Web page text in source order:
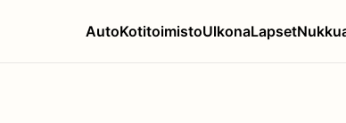
AutoKotitoimistoUlkonaLapset